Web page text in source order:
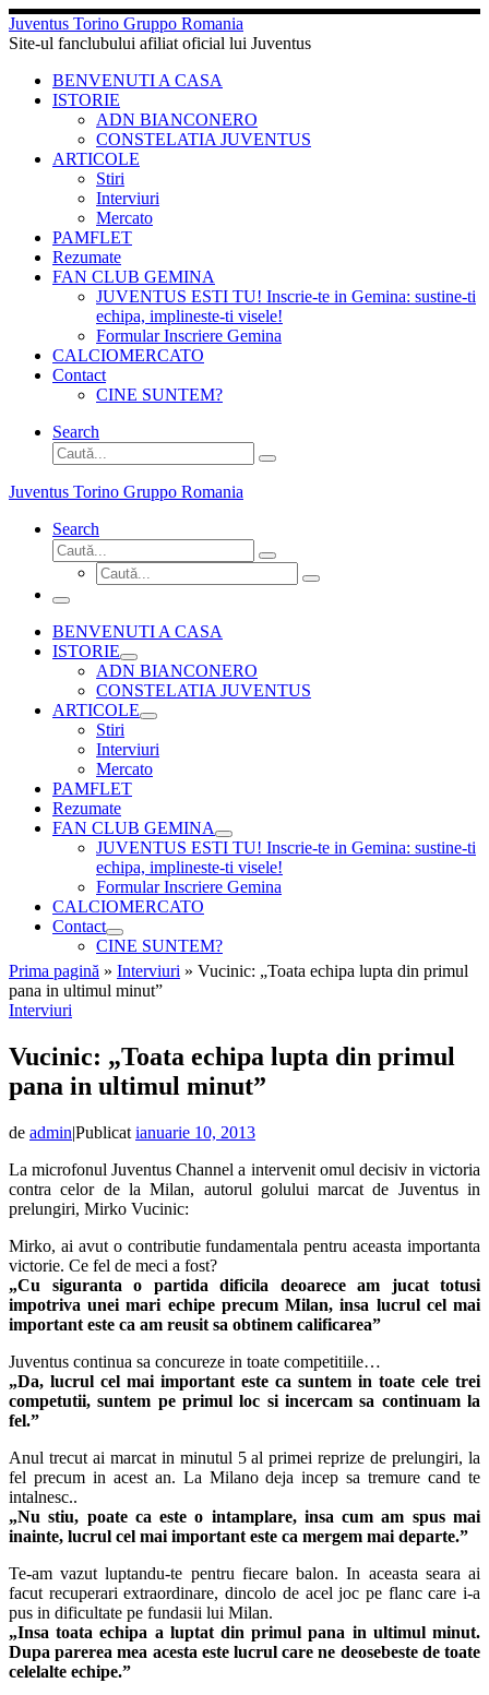
Sari
la
Juventus Torino Gruppo Romania
Site-ul fanclubului afiliat oficial lui Juventus
BENVENUTI A CASA
ISTORIE
ADN BIANCONERO
CONSTELATIA JUVENTUS
ARTICOLE
Stiri
Interviuri
Mercato
PAMFLET
Rezumate
FAN CLUB GEMINA
JUVENTUS ESTI TU! Inscrie-te in Gemina: sustine-ti
echipa, implineste-ti visele!
Formular Inscriere Gemina
CALCIOMERCATO
Contact
CINE SUNTEM?
Search
Căutare
Caută...
Juventus Torino Gruppo Romania
Search
Căutare
Caută...
Căutare
Caută...
Meniu
BENVENUTI A CASA
ISTORIE
ADN BIANCONERO
CONSTELATIA JUVENTUS
ARTICOLE
Stiri
Interviuri
Mercato
PAMFLET
Rezumate
FAN CLUB GEMINA
JUVENTUS ESTI TU! Inscrie-te in Gemina: sustine-ti
echipa, implineste-ti visele!
Formular Inscriere Gemina
CALCIOMERCATO
Contact
CINE SUNTEM?
Prima pagină » Interviuri » Vucinic: „Toata echipa lupta din primul
pana in ultimul minut”
Interviuri
Vucinic: „Toata echipa lupta din primul
pana in ultimul minut”
de admin|Publicat ianuarie 10, 2013
La microfonul Juventus Channel a intervenit omul decisiv in victoria
contra celor de la Milan, autorul golului marcat de Juventus in
prelungiri, Mirko Vucinic:
Mirko, ai avut o contributie fundamentala pentru aceasta importanta
victorie. Ce fel de meci a fost?
„Cu siguranta o partida dificila deoarece am jucat totusi
impotriva unei mari echipe precum Milan, insa lucrul cel mai
important este ca am reusit sa obtinem calificarea”
Juventus continua sa concureze in toate competitiile…
„Da, lucrul cel mai important este ca suntem in toate cele trei
competutii, suntem pe primul loc si incercam sa continuam la
fel.”
Anul trecut ai marcat in minutul 5 al primei reprize de prelungiri, la
fel precum in acest an. La Milano deja incep sa tremure cand te
intalnesc..
„Nu stiu, poate ca este o intamplare, insa cum am spus mai
inainte, lucrul cel mai important este ca mergem mai departe.”
Te-am vazut luptandu-te pentru fiecare balon. In aceasta seara ai
facut recuperari extraordinare, dincolo de acel joc pe flanc care i-a
pus in dificultate pe fundasii lui Milan.
„Insa toata echipa a luptat din primul pana in ultimul minut.
Dupa parerea mea acesta este lucrul care ne deosebeste de toate
celelalte echipe.”